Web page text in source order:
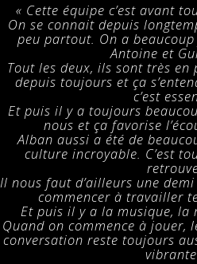
« Cette équipe c’est avant
On se connait depuis
peu partout. On a
Antoine et
Tout les deux, ils sont très en
depuis toujours et ça
c’est
Et puis il y a toujours
nous et ça favorise
Alban aussi a été de
culture incroyable. C’est
Il nous faut d’ailleurs une
commencer à travailler
Et puis il y a la musique, la
Quand on commence à jouer,
conversation reste toujours